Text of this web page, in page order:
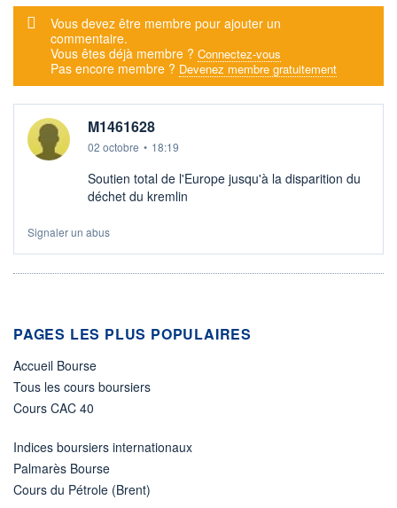
Message d'alerte
Vous devez être membre pour ajouter un
commentaire.
Vous êtes déjà membre ? Connectez-vous
Pas encore membre ? Devenez membre gratuitement
M1461628
02 octobre • 18:19
Soutien total de l'Europe jusqu'à la disparition du
déchet du kremlin
Signaler un abus
PAGES LES PLUS POPULAIRES
Accueil Bourse
Tous les cours boursiers
Cours CAC 40
Indices boursiers internationaux
Palmarès Bourse
Cours du Pétrole (Brent)